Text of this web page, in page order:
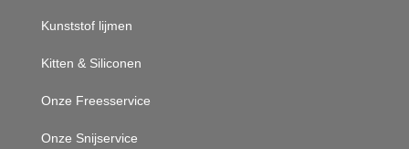
Kunststof lijmen
Kitten & Siliconen
Onze Freesservice
Onze Snijservice